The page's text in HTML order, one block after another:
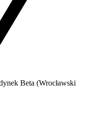
Beta (Wrocławski